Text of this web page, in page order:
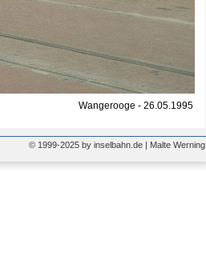
Wangerooge - 26.05.1995
© 1999-2025 by inselbahn.de | Malte Werning